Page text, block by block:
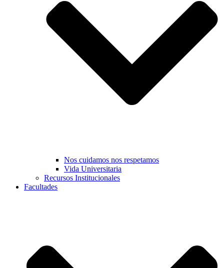
Nos cuidamos nos respetamos
Vida Universitaria
Recursos Institucionales
Facultades